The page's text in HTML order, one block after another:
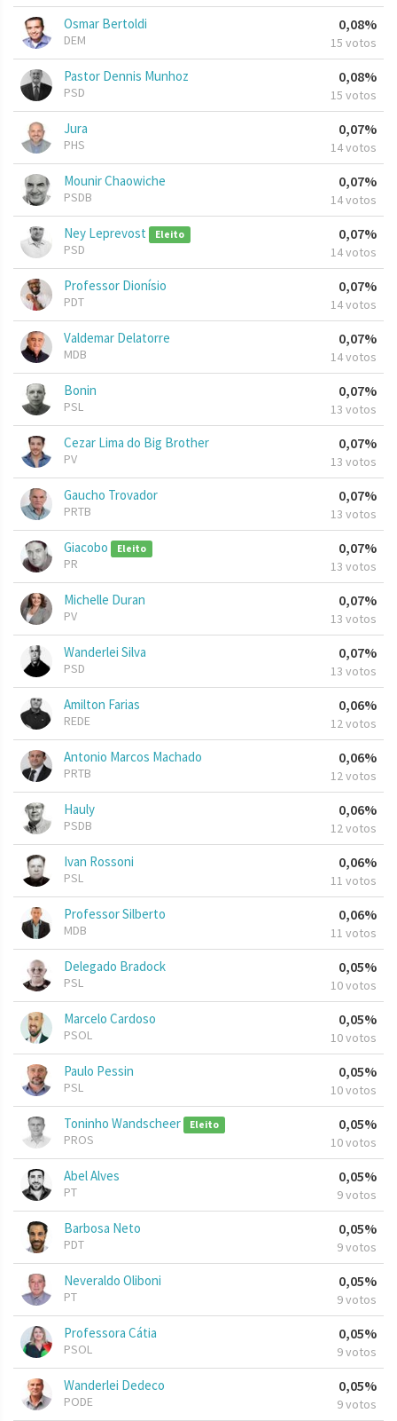
Osmar Bertoldi
DEM
0,08%
15 votos
Pastor Dennis Munhoz
PSD
0,08%
15 votos
Jura
PHS
0,07%
14 votos
Mounir Chaowiche
PSDB
0,07%
14 votos
Ney Leprevost Eleito
PSD
0,07%
14 votos
Professor Dionísio
PDT
0,07%
14 votos
Valdemar Delatorre
MDB
0,07%
14 votos
Bonin
PSL
0,07%
13 votos
Cezar Lima do Big Brother
PV
0,07%
13 votos
Gaucho Trovador
PRTB
0,07%
13 votos
Giacobo Eleito
PR
0,07%
13 votos
Michelle Duran
PV
0,07%
13 votos
Wanderlei Silva
PSD
0,07%
13 votos
Amilton Farias
REDE
0,06%
12 votos
Antonio Marcos Machado
PRTB
0,06%
12 votos
Hauly
PSDB
0,06%
12 votos
Ivan Rossoni
PSL
0,06%
11 votos
Professor Silberto
MDB
0,06%
11 votos
Delegado Bradock
PSL
0,05%
10 votos
Marcelo Cardoso
PSOL
0,05%
10 votos
Paulo Pessin
PSL
0,05%
10 votos
Toninho Wandscheer Eleito
PROS
0,05%
10 votos
Abel Alves
PT
0,05%
9 votos
Barbosa Neto
PDT
0,05%
9 votos
Neveraldo Oliboni
PT
0,05%
9 votos
Professora Cátia
PSOL
0,05%
9 votos
Wanderlei Dedeco
PODE
0,05%
9 votos